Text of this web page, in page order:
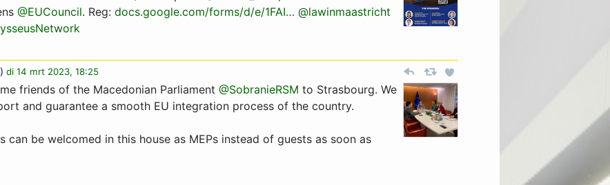
@EUCouncil. Reg: docs.google.com/forms/d/e/­1FAI…­ @lawinmaastricht
) di 14 mrt 2023, 18:25
friends of the Macedonian Parliament @SobranieRSM to Strasbourg. We
and guarantee a smooth EU integration process of the country.
can be welcomed in this house as MEPs instead of guests as soon as